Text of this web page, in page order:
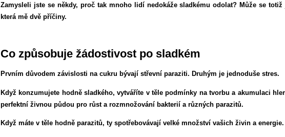
Zamysleli jste se někdy, proč tak mnoho lidí nedokáže sladkému odolat? Může se
která mě dvě příčiny.
Co způsobuje žádostivost po sladkém
Prvním důvodem závislosti na cukru bývají střevní paraziti. Druhým je jednoduše stres.
Když konzumujete hodně sladkého, vytváříte v těle podmínky na tvorbu a akumulaci
perfektní živnou půdou pro růst a rozmnožování bakterií a různých parazitů.
Když máte v těle hodně parazitů, ty spotřebovávají velké množství vašich živin a energie.